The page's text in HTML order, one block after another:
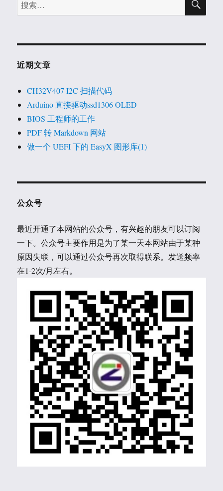
索：
近期文章
CH32V407 I2C 扫描代码
Arduino 直接驱动ssd1306 OLED
BIOS 工程师的工作
PDF 转 Markdown 网站
做一个 UEFI 下的 EasyX 图形库(1)
公众号
最近开通了本网站的公众号，有兴趣的朋友可以订阅
一下。公众号主要作用是为了某一天本网站由于某种
原因失联，可以通过公众号再次取得联系。发送频率
在1-2次/月左右。